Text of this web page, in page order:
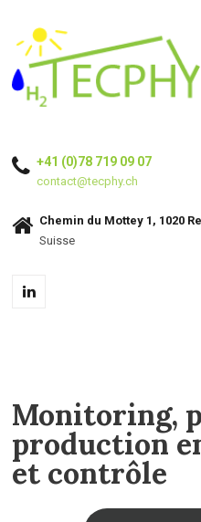
+41 (0)78 719 09 07
contact@tecphy.ch
Chemin du Mottey 1, 1020
Suisse
Monitoring,
production
et contrôle